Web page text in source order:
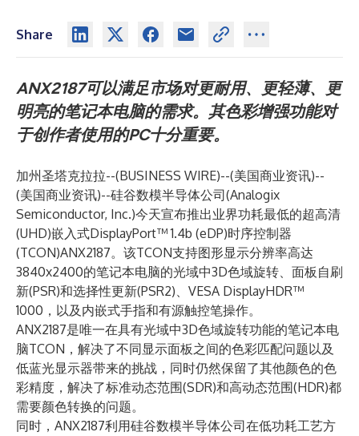
Share
ANX2187可以满足市场对更耐用、更轻薄、更
明亮的笔记本电脑的需求。其色彩增强功能对
于创作者使用的PC十分重要。
加州圣塔克拉拉--(BUSINESS WIRE)--(美国商业资讯)--
(美国商业资讯)--硅谷数模半导体公司(Analogix
Semiconductor, Inc.)今天宣布推出业界功耗最低的超高清
(UHD)嵌入式DisplayPort™ 1.4b (eDP)时序控制器
(TCON)ANX2187。该TCON支持图形显示分辨率高达
3840x2400的笔记本电脑的光域中3D色域旋转、面板自刷
新(PSR)和选择性更新(PSR2)、VESA DisplayHDR™
1000，以及内嵌式手指和有源触控笔操作。
ANX2187是唯一在具有光域中3D色域旋转功能的笔记本电
脑TCON，解决了不同显示面板之间的色彩匹配问题以及
低蓝光显示器带来的挑战，同时仍然保留了其他颜色的色
彩精度，解决了标准动态范围(SDR)和高动态范围(HDR)都
需要颜色转换的问题。
同时，ANX2187利用硅谷数模半导体公司在低功耗工艺方